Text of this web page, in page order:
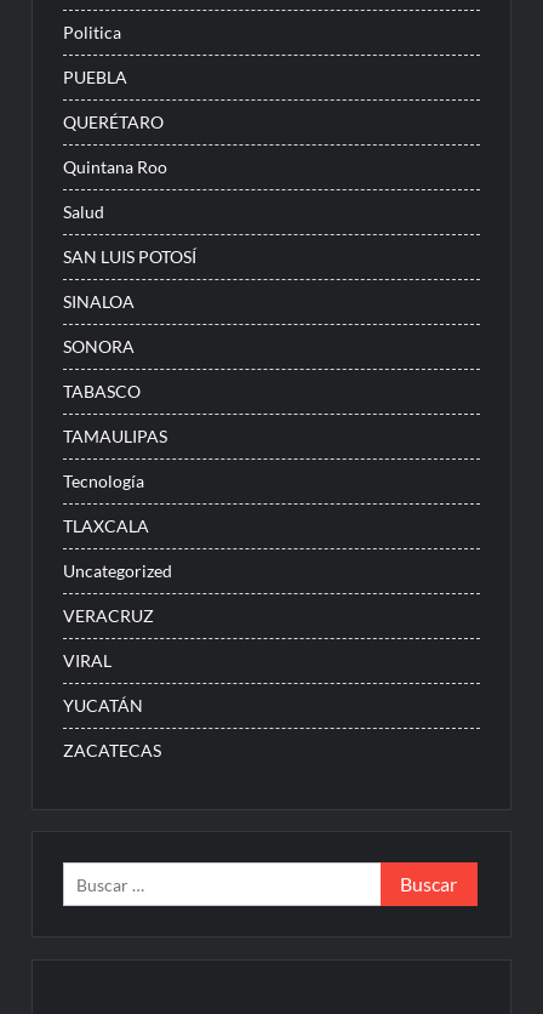
Politica
PUEBLA
QUERÉTARO
Quintana Roo
Salud
SAN LUIS POTOSÍ
SINALOA
SONORA
TABASCO
TAMAULIPAS
Tecnología
TLAXCALA
Uncategorized
VERACRUZ
VIRAL
YUCATÁN
ZACATECAS
Buscar: